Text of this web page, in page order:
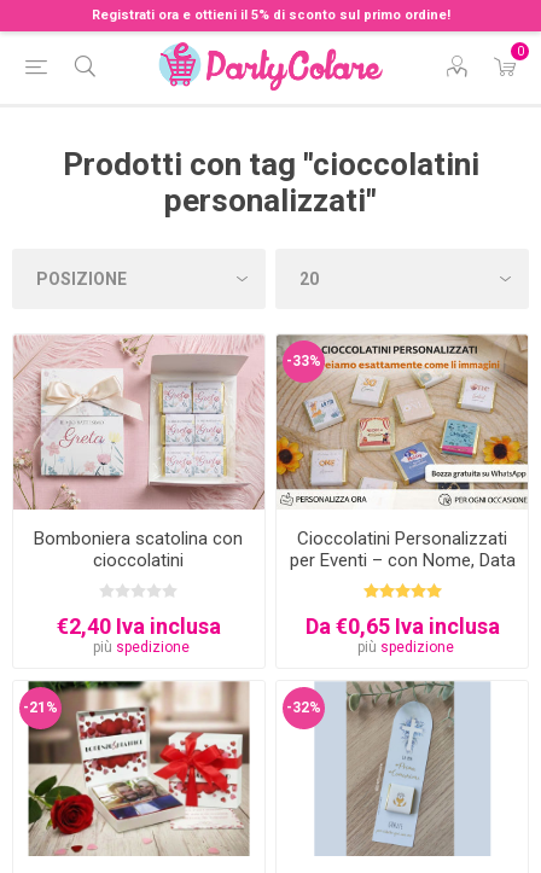
Registrati ora e ottieni il 5% di sconto sul primo ordine!
0
Prodotti con tag "cioccolatini
personalizzati"
Bomboniera scatolina con
cioccolatini
€2,40 Iva inclusa
più spedizione
-33%
Cioccolatini Personalizzati
per Eventi – con Nome, Data
e Grafica su Misura
Da €0,65 Iva inclusa
più spedizione
-21% -32%